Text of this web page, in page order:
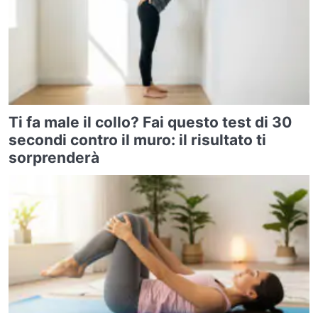
Ti fa male il collo? Fai questo test di 30
secondi contro il muro: il risultato ti
sorprenderà